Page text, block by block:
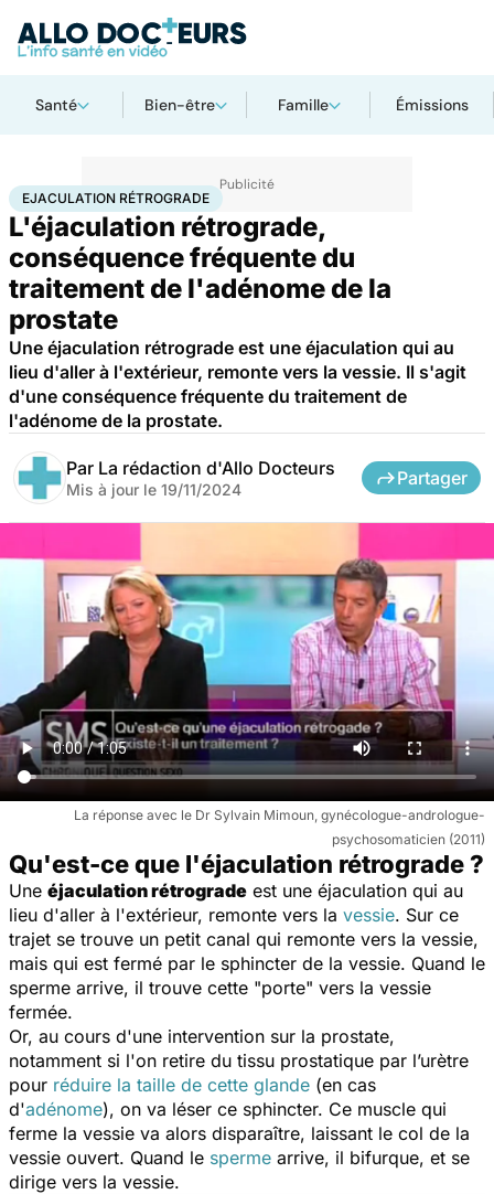
Santé Bien-être Famille Émissions
AccueilBien-êtreSexoEjaculation rétrograde
EJACULATION RÉTROGRADE
L'éjaculation rétrograde,
conséquence fréquente du
traitement de l'adénome de la
prostate
Une éjaculation rétrograde est une éjaculation qui au
lieu d'aller à l'extérieur, remonte vers la vessie. Il s'agit
d'une conséquence fréquente du traitement de
l'adénome de la prostate.
Par La rédaction d'Allo Docteurs
Mis à jour le 19/11/2024
Partager
La réponse avec le Dr Sylvain Mimoun, gynécologue-andrologue-
psychosomaticien (2011)
Qu'est-ce que l'éjaculation rétrograde ?
Une éjaculation rétrograde est une éjaculation qui au
lieu d'aller à l'extérieur, remonte vers la vessie. Sur ce
trajet se trouve un petit canal qui remonte vers la vessie,
mais qui est fermé par le sphincter de la vessie. Quand le
sperme arrive, il trouve cette "porte" vers la vessie
fermée.
Or, au cours d'une intervention sur la prostate,
notamment si l'on retire du tissu prostatique par l’urètre
pour réduire la taille de cette glande (en cas
d'adénome), on va léser ce sphincter. Ce muscle qui
ferme la vessie va alors disparaître, laissant le col de la
vessie ouvert. Quand le sperme arrive, il bifurque, et se
dirige vers la vessie.